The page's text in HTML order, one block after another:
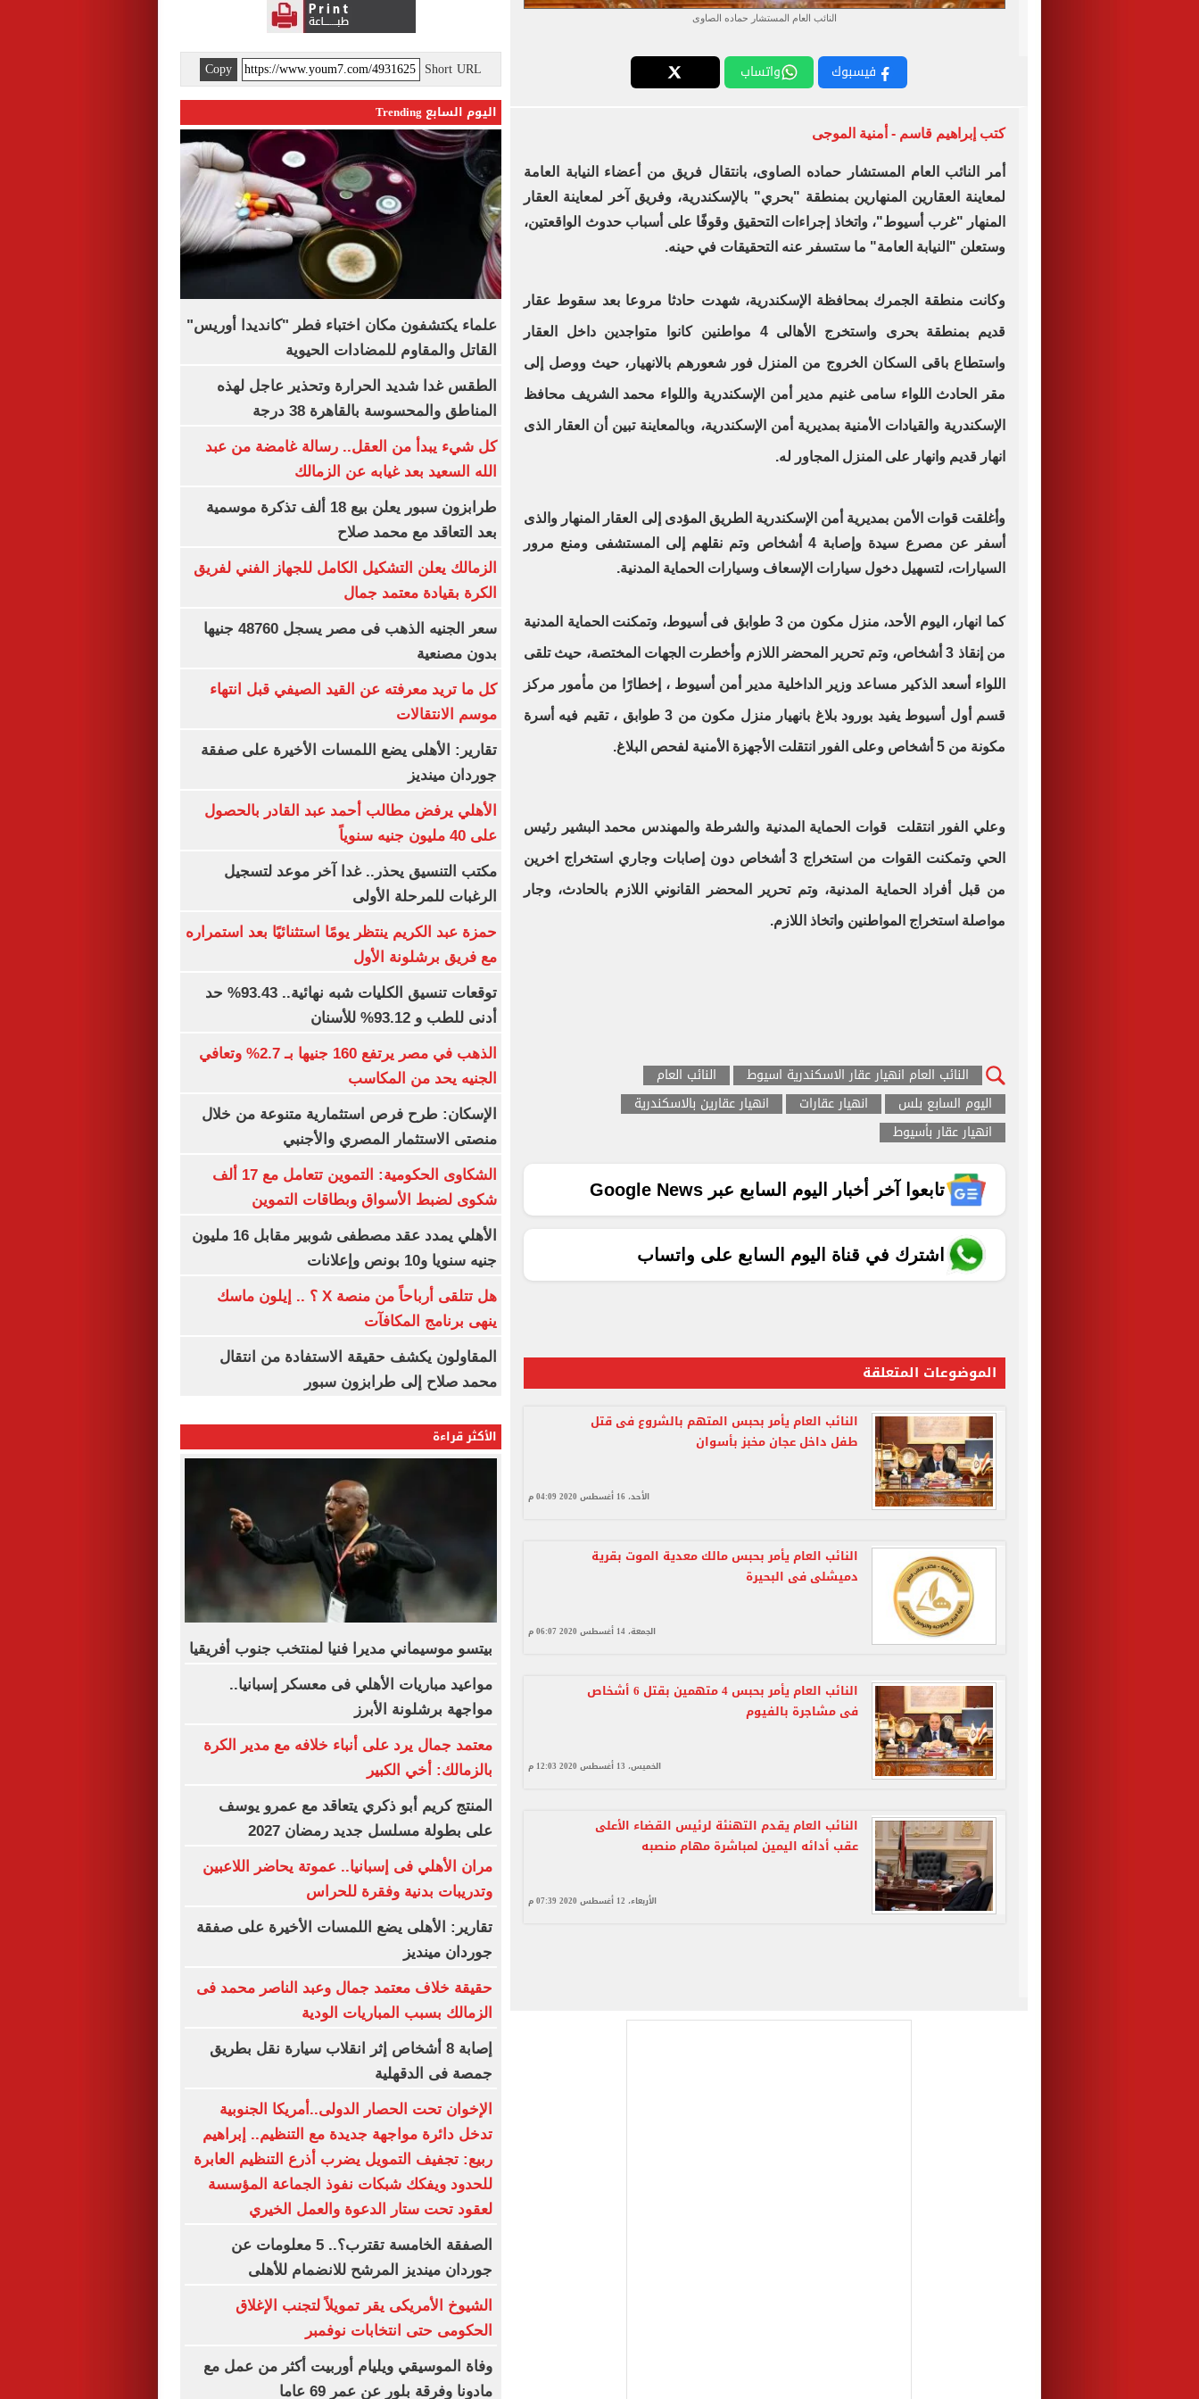
النائب العام المستشار حماده الصاوى
فيسبوك واتساب
كتب إبراهيم قاسم - أمنية الموجى
أمر النائب العام المستشار حماده الصاوى، بانتقال فريق من أعضاء النيابة العامة
لمعاينة العقارين المنهارين بمنطقة "بحري" بالإسكندرية، وفريق آخر لمعاينة العقار
المنهار "غرب أسيوط"، واتخاذ إجراءات التحقيق وقوفًا على أسباب حدوث الواقعتين،
وستعلن "النيابة العامة" ما ستسفر عنه التحقيقات في حينه.
وكانت منطقة الجمرك بمحافظة الإسكندرية، شهدت حادثا مروعا بعد سقوط عقار
قديم بمنطقة بحرى واستخرج الأهالى 4 مواطنين كانوا متواجدين داخل العقار
واستطاع باقى السكان الخروج من المنزل فور شعورهم بالانهيار، حيث ووصل إلى
مقر الحادث اللواء سامى غنيم مدير أمن الإسكندرية واللواء محمد الشريف محافظ
الإسكندرية والقيادات الأمنية بمديرية أمن الإسكندرية، وبالمعاينة تبين أن العقار الذى
انهار قديم وانهار على المنزل المجاور له.
وأغلقت قوات الأمن بمديرية أمن الإسكندرية الطريق المؤدى إلى العقار المنهار والذى
أسفر عن مصرع سيدة وإصابة 4 أشخاص وتم نقلهم إلى المستشفى ومنع مرور
السيارات، لتسهيل دخول سيارات الإسعاف وسيارات الحماية المدنية.
كما انهار، اليوم الأحد، منزل مكون من 3 طوابق فى أسيوط، وتمكنت الحماية المدنية
من إنقاذ 3 أشخاص، وتم تحرير المحضر اللازم وأخطرت الجهات المختصة، حيث تلقى
اللواء أسعد الذكير مساعد وزير الداخلية مدير أمن أسيوط ، إخطارًا من مأمور مركز
قسم أول أسيوط يفيد بورود بلاغ بانهيار منزل مكون من 3 طوابق ، تقيم فيه أسرة
مكونة من 5 أشخاص وعلى الفور انتقلت الأجهزة الأمنية لفحص البلاغ.
وعلي الفور انتقلت قوات الحماية المدنية والشرطة والمهندس محمد البشير رئيس
الحي وتمكنت القوات من استخراج 3 أشخاص دون إصابات وجاري استخراج اخرين
من قبل أفراد الحماية المدنية، وتم تحرير المحضر القانوني اللازم بالحادث، وجار
مواصلة استخراج المواطنين واتخاذ اللازم.
النائب العام انهيار عقار الاسكندرية اسيوط
النائب العام
اليوم السابع بلس
انهيار عقارات
انهيار عقارين بالاسكندرية
انهيار عقار بأسيوط
تابعوا آخر أخبار اليوم السابع عبر Google News
اشترك في قناة اليوم السابع على واتساب
الموضوعات المتعلقة
النائب العام يأمر بحبس المتهم بالشروع فى قتل
طفل داخل عجان مخبز بأسوان
الأحد، 16 أغسطس 2020 04:09 م
النائب العام يأمر بحبس مالك معدية الموت بقرية
دميشلى فى البحيرة
الجمعة، 14 أغسطس 2020 06:07 م
النائب العام يأمر بحبس 4 متهمين بقتل 6 أشخاص
فى مشاجرة بالفيوم
الخميس، 13 أغسطس 2020 12:03 م
النائب العام يقدم التهنئة لرئيس القضاء الأعلى
عقب أدائه اليمين لمباشرة مهام منصبه
الأربعاء، 12 أغسطس 2020 07:39 م
Short URL
Copy
اليوم السابع Trending
علماء يكتشفون مكان اختباء فطر "كانديدا أوريس"
القاتل والمقاوم للمضادات الحيوية
الطقس غدا شديد الحرارة وتحذير عاجل لهذه
المناطق والمحسوسة بالقاهرة 38 درجة
كل شيء يبدأ من العقل.. رسالة غامضة من عبد
الله السعيد بعد غيابه عن الزمالك
طرابزون سبور يعلن بيع 18 ألف تذكرة موسمية
بعد التعاقد مع محمد صلاح
الزمالك يعلن التشكيل الكامل للجهاز الفني لفريق
الكرة بقيادة معتمد جمال
سعر الجنيه الذهب فى مصر يسجل 48760 جنيها
بدون مصنعية
كل ما تريد معرفته عن القيد الصيفي قبل انتهاء
موسم الانتقالات
تقارير: الأهلى يضع اللمسات الأخيرة على صفقة
جوردان مينديز
الأهلي يرفض مطالب أحمد عبد القادر بالحصول
على 40 مليون جنيه سنوياً
مكتب التنسيق يحذر.. غدا آخر موعد لتسجيل
الرغبات للمرحلة الأولى
حمزة عبد الكريم ينتظر يومًا استثنائيًا بعد استمراره
مع فريق برشلونة الأول
توقعات تنسيق الكليات شبه نهائية.. 93.43% حد
أدنى للطب و 93.12% للأسنان
الذهب في مصر يرتفع 160 جنيها بـ 2.7% وتعافي
الجنيه يحد من المكاسب
الإسكان: طرح فرص استثمارية متنوعة من خلال
منصتى الاستثمار المصري والأجنبي
الشكاوى الحكومية: التموين تتعامل مع 17 ألف
شكوى لضبط الأسواق وبطاقات التموين
الأهلي يمدد عقد مصطفى شوبير مقابل 16 مليون
جنيه سنويا و10 بونص وإعلانات
هل تتلقى أرباحاً من منصة X ؟ .. إيلون ماسك
ينهى برنامج المكافآت
المقاولون يكشف حقيقة الاستفادة من انتقال
محمد صلاح إلى طرابزون سبور
الأكثر قراءة
بيتسو موسيماني مديرا فنيا لمنتخب جنوب أفريقيا
مواعيد مباريات الأهلي فى معسكر إسبانيا..
مواجهة برشلونة الأبرز
معتمد جمال يرد على أنباء خلافه مع مدير الكرة
بالزمالك: أخي الكبير
المنتج كريم أبو ذكري يتعاقد مع عمرو يوسف
على بطولة مسلسل جديد رمضان 2027
مران الأهلي فى إسبانيا.. عموتة يحاضر اللاعبين
وتدريبات بدنية وفقرة للحراس
تقارير: الأهلى يضع اللمسات الأخيرة على صفقة
جوردان مينديز
حقيقة خلاف معتمد جمال وعبد الناصر محمد فى
الزمالك بسبب المباريات الودية
إصابة 8 أشخاص إثر انقلاب سيارة نقل بطريق
جمصة فى الدقهلية
الإخوان تحت الحصار الدولى..أمريكا الجنوبية
تدخل دائرة مواجهة جديدة مع التنظيم.. إبراهيم
ربيع: تجفيف التمويل يضرب أذرع التنظيم العابرة
للحدود ويفكك شبكات نفوذ الجماعة المؤسسة
لعقود تحت ستار الدعوة والعمل الخيري
الصفقة الخامسة تقترب؟.. 5 معلومات عن
جوردان مينديز المرشح للانضمام للأهلى
الشيوخ الأمريكى يقر تمويلاً لتجنب الإغلاق
الحكومى حتى انتخابات نوفمبر
وفاة الموسيقي ويليام أوربيت أكثر من عمل مع
مادونا وفرقة بلور عن عمر 69 عاما